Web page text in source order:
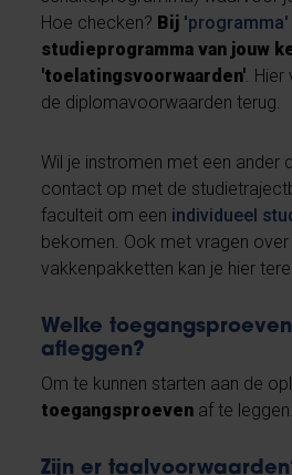
Hoe checken? Bij 'programma'
studieprogramma van jouw
'toelatingsvoorwaarden'. Hier
de diplomavoorwaarden terug.
Wil je instromen met een ander
contact op met de
faculteit om een individueel
bekomen. Ook met vragen over
vakkenpakketten kan je hier
Welke
afleggen?
Om te kunnen starten aan de
toegangsproeven af te leggen.
Zijn er